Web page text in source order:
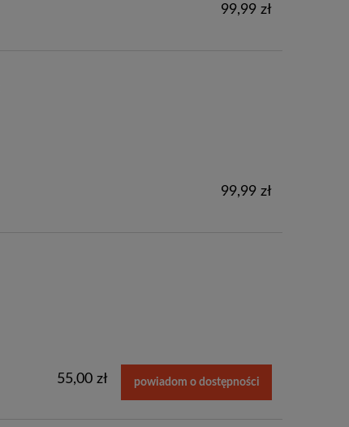
99,99 zł
99,99 zł
55,00 zł powiadom o dostępności